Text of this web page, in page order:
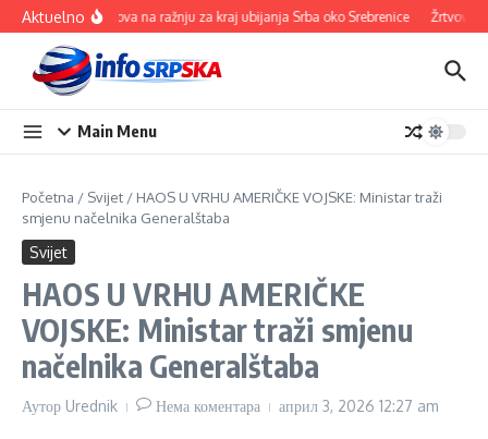
Прескочи на
Aktuelno100 ovnova na ražnju za kraj ubijanja Srba oko Srebrenice Žrtvovali
Main Menu
Početna / Svijet / HAOS U VRHU AMERIČKE VOJSKE: Ministar traži
smjenu načelnika Generalštaba
Svijet
HAOS U VRHU AMERIČKE
VOJSKE: Ministar traži smjenu
načelnika Generalštaba
Аутор Urednik Нема коментара април 3, 2026 12:27 am